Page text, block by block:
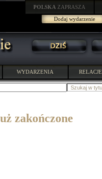
POLSKA ZAPRASZA
Dodaj wydarzenie
WYDARZENIA RELACJE
zakończone